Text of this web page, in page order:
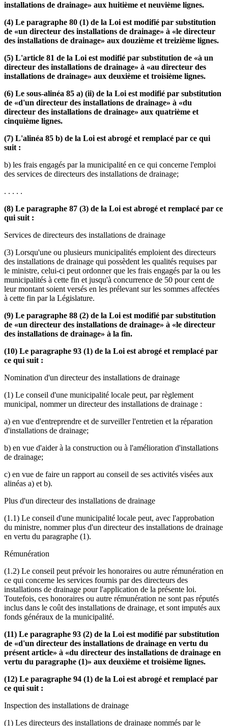
installations de drainage» aux huitième et neuvième lignes.
(4) Le paragraphe 80 (1) de la Loi est modifié par substitution
de «un directeur des installations de drainage» à «le directeur
des installations de drainage» aux douzième et treizième lignes.
(5) L'article 81 de la Loi est modifié par substitution de «à un
directeur des installations de drainage» à «au directeur des
installations de drainage» aux deuxième et troisième lignes.
(6) Le sous-alinéa 85 a) (ii) de la Loi est modifié par substitution
de «d'un directeur des installations de drainage» à «du
directeur des installations de drainage» aux quatrième et
cinquième lignes.
(7) L'alinéa 85 b) de la Loi est abrogé et remplacé par ce qui
suit :
b) les frais engagés par la municipalité en ce qui concerne l'emploi
des services de directeurs des installations de drainage;
. . . . .
(8) Le paragraphe 87 (3) de la Loi est abrogé et remplacé par ce
qui suit :
Services de directeurs des installations de drainage
(3) Lorsqu'une ou plusieurs municipalités emploient des directeurs
des installations de drainage qui possèdent les qualités requises par
le ministre, celui-ci peut ordonner que les frais engagés par la ou les
municipalités à cette fin et jusqu'à concurrence de 50 pour cent de
leur montant soient versés en les prélevant sur les sommes affectées
à cette fin par la Législature.
(9) Le paragraphe 88 (2) de la Loi est modifié par substitution
de «un directeur des installations de drainage» à «le directeur
des installations de drainage» à la fin.
(10) Le paragraphe 93 (1) de la Loi est abrogé et remplacé par
ce qui suit :
Nomination d'un directeur des installations de drainage
(1) Le conseil d'une municipalité locale peut, par règlement
municipal, nommer un directeur des installations de drainage :
a) en vue d'entreprendre et de surveiller l'entretien et la réparation
d'installations de drainage;
b) en vue d'aider à la construction ou à l'amélioration d'installations
de drainage;
c) en vue de faire un rapport au conseil de ses activités visées aux
alinéas a) et b).
Plus d'un directeur des installations de drainage
(1.1) Le conseil d'une municipalité locale peut, avec l'approbation
du ministre, nommer plus d'un directeur des installations de drainage
en vertu du paragraphe (1).
Rémunération
(1.2) Le conseil peut prévoir les honoraires ou autre rémunération en
ce qui concerne les services fournis par des directeurs des
installations de drainage pour l'application de la présente loi.
Toutefois, ces honoraires ou autre rémunération ne sont pas réputés
inclus dans le coût des installations de drainage, et sont imputés aux
fonds généraux de la municipalité.
(11) Le paragraphe 93 (2) de la Loi est modifié par substitution
de «d'un directeur des installations de drainage en vertu du
présent article» à «du directeur des installations de drainage en
vertu du paragraphe (1)» aux deuxième et troisième lignes.
(12) Le paragraphe 94 (1) de la Loi est abrogé et remplacé par
ce qui suit :
Inspection des installations de drainage
(1) Les directeurs des installations de drainage nommés par le